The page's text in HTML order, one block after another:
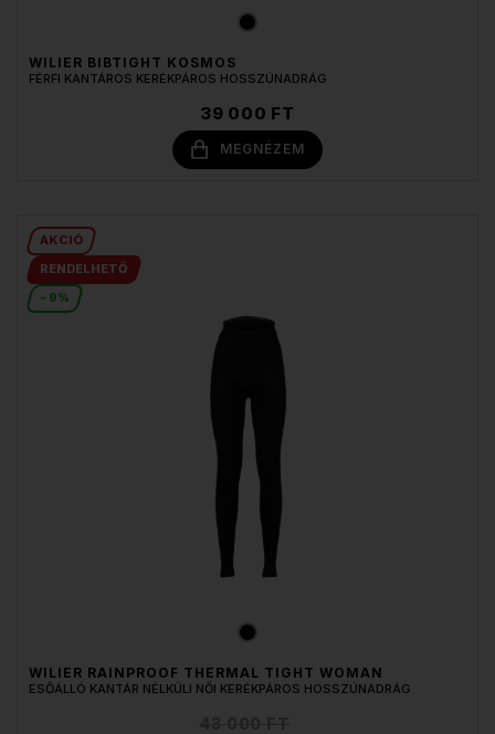
WILIER BIBTIGHT KOSMOS
FÉRFI KANTÁROS KERÉKPÁROS HOSSZÚNADRÁG
39 000 FT
MEGNÉZEM
AKCIÓ
RENDELHETŐ
- 9%
WILIER RAINPROOF THERMAL TIGHT WOMAN
ESŐÁLLÓ KANTÁR NÉLKÜLI NŐI KERÉKPÁROS HOSSZÚNADRÁG